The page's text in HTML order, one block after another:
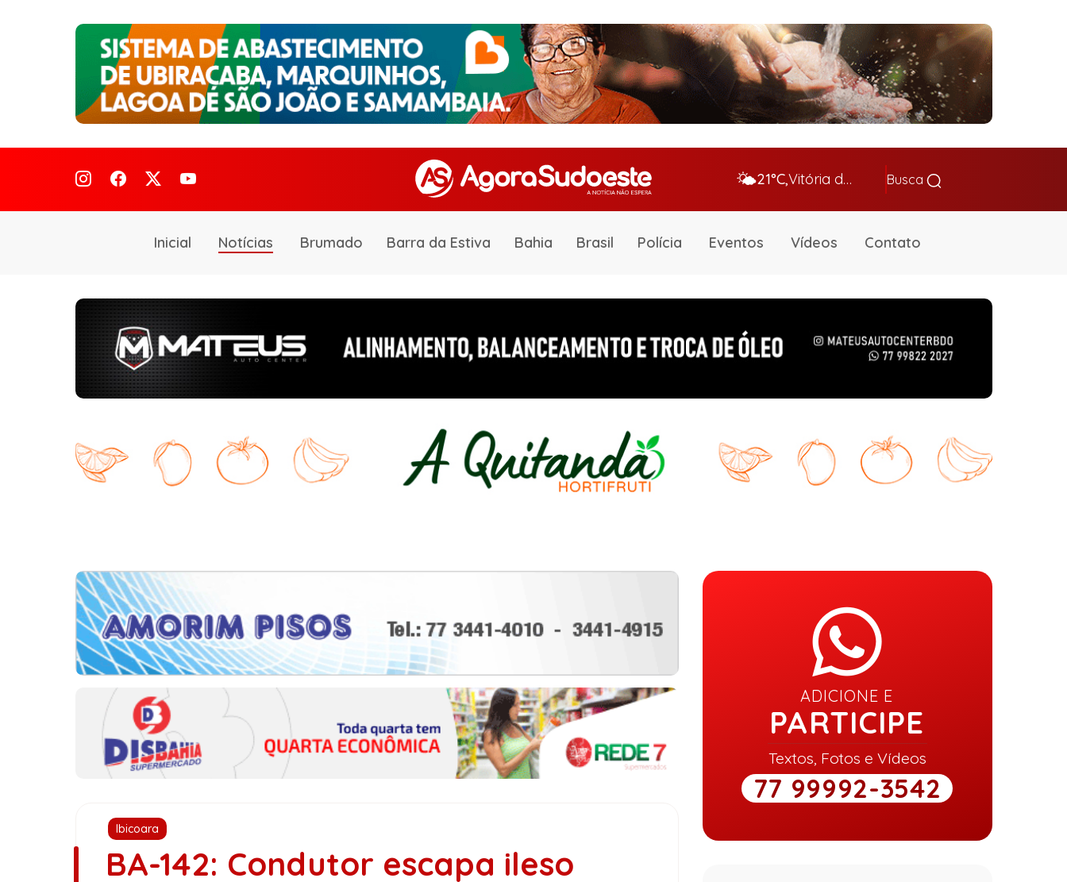
🌤️21°C, Vitória da Conq… Busca
Inicial Notícias Brumado Barra da Estiva Bahia Brasil Polícia Eventos Vídeos Contato
Ibicoara
BA-142: Condutor escapa ileso
ADICIONE E
PARTICIPE
Textos, Fotos e Vídeos
77 99992-3542